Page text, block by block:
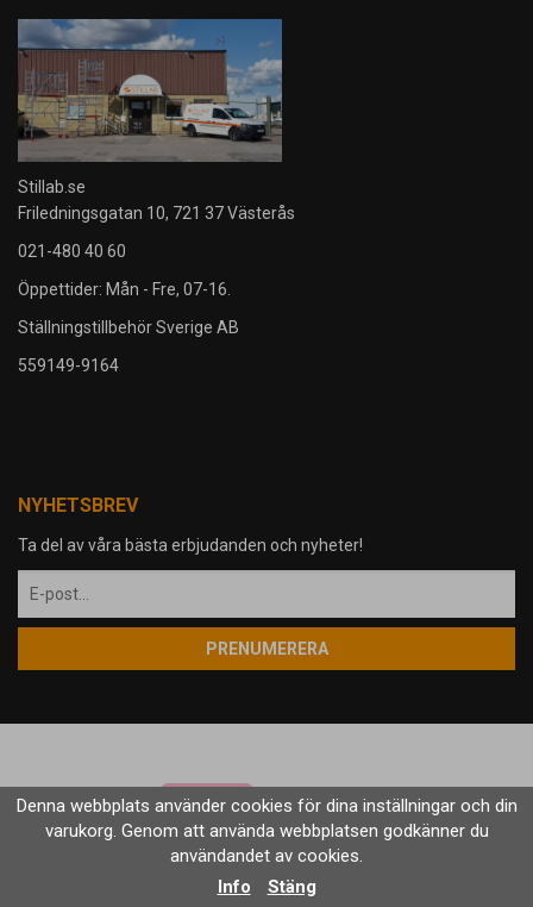
Stillab.se
Friledningsgatan 10, 721 37 Västerås
021-480 40 60
Öppettider: Mån - Fre, 07-16.
Ställningstillbehör Sverige AB
559149-9164
NYHETSBREV
Ta del av våra bästa erbjudanden och nyheter!
PRENUMERERA
Drift & produktion:Wikinggruppen
Denna webbplats använder cookies för dina inställningar och din
varukorg. Genom att använda webbplatsen godkänner du
användandet av cookies.
Info
Stäng